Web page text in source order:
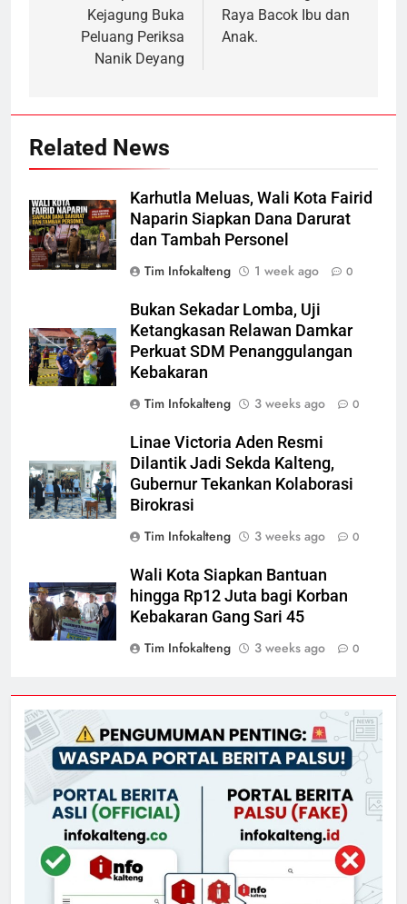
Kejagung Buka
Peluang Periksa
Nanik Deyang
Raya Bacok Ibu dan
Anak.
Related News
Karhutla Meluas, Wali Kota Fairid
Naparin Siapkan Dana Darurat
dan Tambah Personel
Tim Infokalteng
1 week ago 0
Bukan Sekadar Lomba, Uji
Ketangkasan Relawan Damkar
Perkuat SDM Penanggulangan
Kebakaran
Tim Infokalteng
3 weeks ago 0
Linae Victoria Aden Resmi
Dilantik Jadi Sekda Kalteng,
Gubernur Tekankan Kolaborasi
Birokrasi
Tim Infokalteng
3 weeks ago 0
Wali Kota Siapkan Bantuan
hingga Rp12 Juta bagi Korban
Kebakaran Gang Sari 45
Tim Infokalteng
3 weeks ago 0